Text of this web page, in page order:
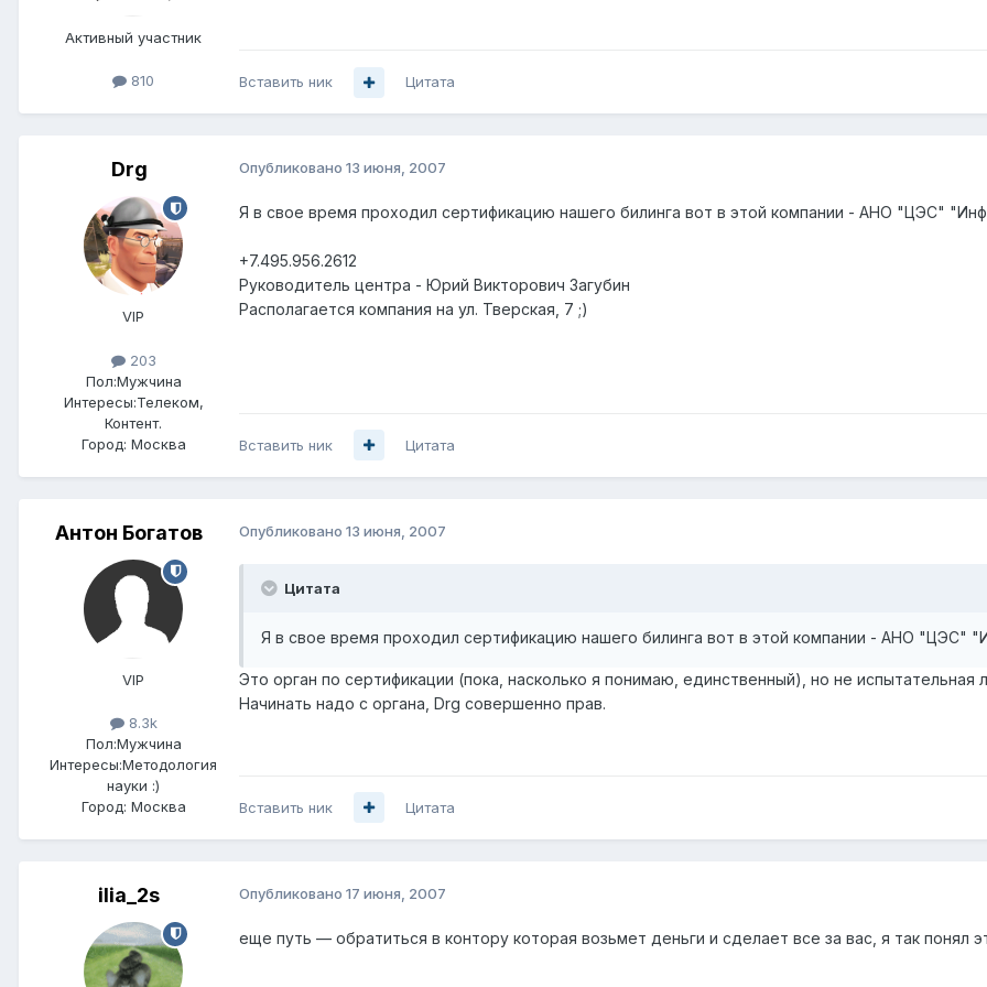
Активный участник
810 Вставить ник Цитата
Drg
VIP
203
Пол:Мужчина
Интересы:Телеком,
Контент.
Город: Москва
Опубликовано 13 июня, 2007
Я в свое время проходил сертификацию нашего билинга вот в этой компании - АНО "ЦЭС"
+7.495.956.2612
Руководитель центра - Юрий Викторович Загубин
Располагается компания на ул. Тверская, 7 ;)
Вставить ник Цитата
Антон Богатов
VIP
8.3k
Пол:Мужчина
Интересы:Методология
науки :)
Город: Москва
Опубликовано 13 июня, 2007
Цитата
Я в свое время проходил сертификацию нашего билинга вот в этой компании - АНО "ЦЭС"
Это орган по сертификации (пока, насколько я понимаю, единственный), но не испытательная
Начинать надо с органа, Drg совершенно прав.
Вставить ник Цитата
ilia_2s Опубликовано 17 июня, 2007
еще путь — обратиться в контору которая возьмет деньги и сделает все за вас, я так понял